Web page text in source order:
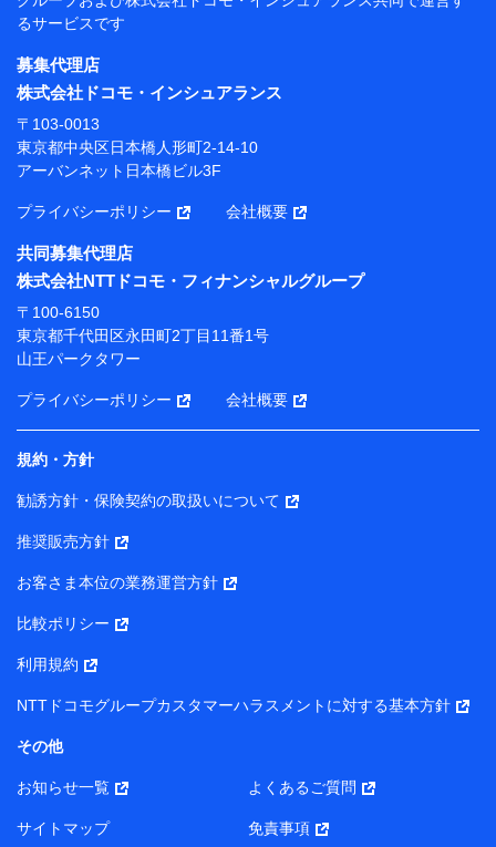
当社
株式会社NTTドコモ・フィナンシャルグループ
【利用目的】
当社または株式会社NTTドコモ・フィナンシャルグルー
プが提供する保険関連サービスにおけるユーザー登録受
付および管理のため
当社または株式会社NTTドコモ・フィナンシャルグルー
携会社の保険その他に関する情報を提供するため、また
維持管理等の委託業務遂行のため、またそれらに付帯、
関連する当社または株式会社NTTドコモ・フィナンシャ
ルグループおよび提携会社のサービスを案内、提供する
ため
（各サービスで取得したサービス利用履歴、ウェブサイ
トの閲覧履歴、購買履歴、ご契約内容等のパーソナルデ
ータを分析して、お客さまの趣味・嗜好・傾向に応じた
サービス・商品等に関するご提案や広告の配信等を行う
ことがあります。）
各種セミナーの開催のため
コンサルティングサービスの実施のため
アンケートやキャンペーン等の実施のため
上記に係る案内・手続き・管理等付帯業務を行うため
所・代表者名】
り）
株式会社NTTドコモ・フィナンシャルグループ 代表取締役
社長 廣井 孝史
東京都中央区日本橋人形町2-14-10 アーバンネット日本橋
株式会社ドコモ・インシュアランス 代表取締役社長 吉
村 忠義
るサービスです
募集代理店
株式会社ドコモ・インシュアランス
〒103-0013
東京都中央区日本橋人形町2-14-10
アーバンネット日本橋ビル3F
プライバシーポリシー 会社概要
共同募集代理店
株式会社NTTドコモ・フィナンシャルグループ
〒100-6150
東京都千代田区永田町2丁目11番1号
山王パークタワー
プライバシーポリシー 会社概要
規約・方針
勧誘方針・保険契約の取扱いについて
推奨販売方針
お客さま本位の業務運営方針
比較ポリシー
利用規約
NTTドコモグループカスタマーハラスメントに対する基本方針
その他
お知らせ一覧 よくあるご質問
サイトマップ 免責事項